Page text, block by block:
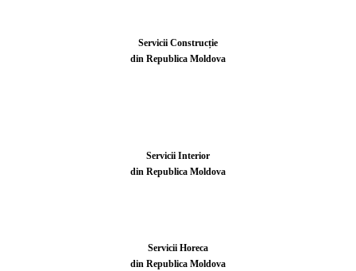
Servicii Construcție
din Republica Moldova
Servicii Interior
din Republica Moldova
Servicii Horeca
din Republica Moldova